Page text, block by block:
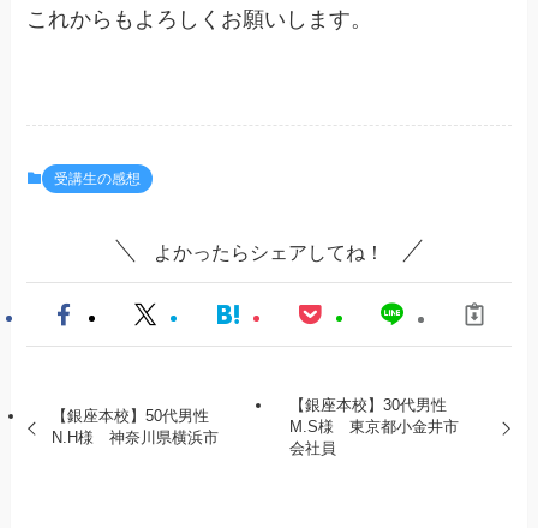
これからもよろしくお願いします。
受講生の感想
よかったらシェアしてね！
【銀座本校】50代男性
N.H様 神奈川県横浜市
【銀座本校】30代男性
M.S様 東京都小金井市
会社員